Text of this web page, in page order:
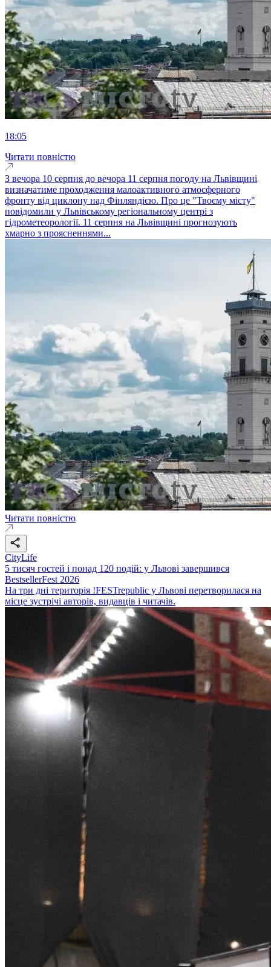
18:05
Читати повністю
З вечора 10 серпня до вечора 11 серпня погоду на Львівщині
визначатиме проходження малоактивного атмосферного
фронту від циклону над Фінляндією. Про це "Твоєму місту"
повідомили у Львівському регіональному центрі з
гідрометеорології. 11 серпня на Львівщині прогнозують
хмарно з проясненнями...
Читати повністю
CityLife
5 тисяч гостей і понад 120 подій: у Львові завершився
BestsellerFest 2026
На три дні територія !FESTrepublic у Львові перетворилася на
місце зустрічі авторів, видавців і читачів.